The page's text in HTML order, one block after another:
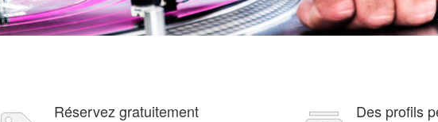
Réservez gratuitement Des profils